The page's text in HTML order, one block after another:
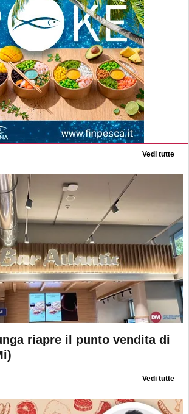
Vedi tutte
riapre il punto vendita di
Vedi tutte